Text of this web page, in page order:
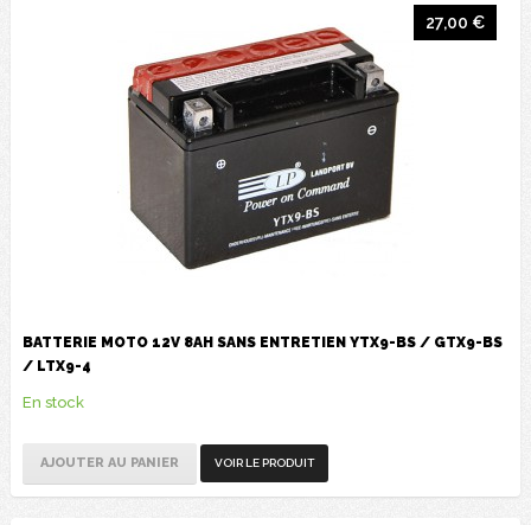
BATTERIE MOTO 12V 8AH SANS ENTRETIEN YTX9-BS / GTX9-BS
/ LTX9-4
En stock
27,00 €
AJOUTER AU PANIER VOIR LE PRODUIT